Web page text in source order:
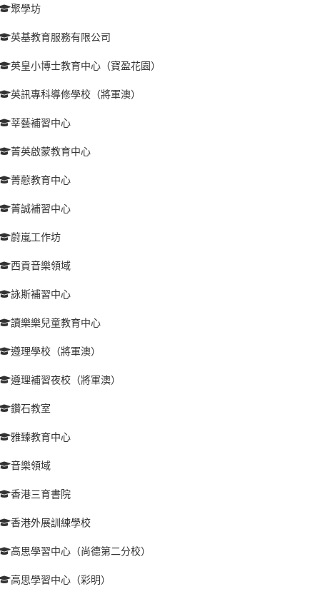
聚學坊
英基教育服務有限公司
英皇小博士教育中心（寶盈花園）
英訊專科導修學校（將軍澳）
莘藝補習中心
菁英啟蒙教育中心
菁藯教育中心
菁誠補習中心
蔚嵐工作坊
西貢音樂領域
詠斯補習中心
讀樂樂兒童教育中心
遵理學校（將軍澳）
遵理補習夜校（將軍澳）
鑽石教室
雅臻教育中心
音樂領域
香港三育書院
香港外展訓練學校
高思學習中心（尚德第二分校）
高思學習中心（彩明）